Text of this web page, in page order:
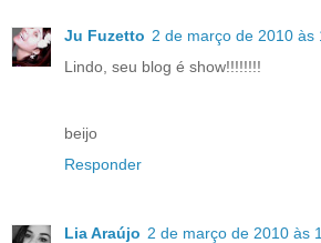
Ju Fuzetto 2 de março de 2010 às
Lindo, seu blog é show!!!!!!!!
beijo
Responder
Lia Araújo 2 de março de 2010 às